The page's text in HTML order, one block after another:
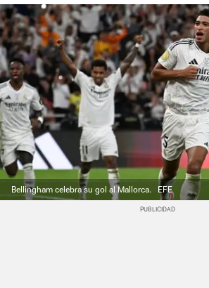
Bellingham celebra su gol al Mallorca. EFE